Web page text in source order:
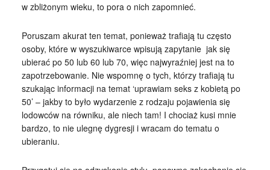
w zbliżonym wieku, to pora o nich zapomnieć.
Poruszam akurat ten temat, ponieważ trafiają tu często
osoby, które w wyszukiwarce wpisują zapytanie jak się
ubierać po 50 lub 60 lub 70, więc najwyraźniej jest na to
zapotrzebowanie. Nie wspomnę o tych, którzy trafiają tu
szukając informacji na temat ‘uprawiam seks z kobietą po
50’ – jakby to było wydarzenie z rodzaju pojawienia się
lodowców na równiku, ale niech tam! I chociaż kusi mnie
bardzo, to nie ulegnę dygresji i wracam do tematu o
ubieraniu.